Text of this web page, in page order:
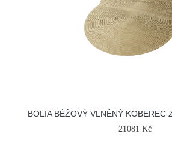
BOLIA BÉŽOVÝ VLNĚNÝ KOBEREC
21081 Kč